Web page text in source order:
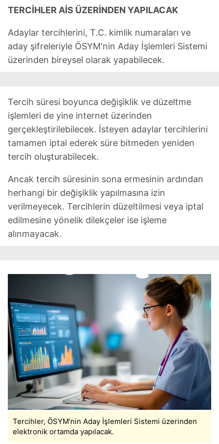
TERCİHLER AİS ÜZERİNDEN YAPILACAK
Adaylar tercihlerini, T.C. kimlik numaraları ve
aday şifreleriyle ÖSYM'nin Aday İşlemleri Sistemi
üzerinden bireysel olarak yapabilecek.
Tercih süresi boyunca değişiklik ve düzeltme
işlemleri de yine internet üzerinden
gerçekleştirilebilecek. İsteyen adaylar tercihlerini
tamamen iptal ederek süre bitmeden yeniden
tercih oluşturabilecek.
Ancak tercih süresinin sona ermesinin ardından
herhangi bir değişiklik yapılmasına izin
verilmeyecek. Tercihlerin düzeltilmesi veya iptal
edilmesine yönelik dilekçeler ise işleme
alınmayacak.
Tercihler, ÖSYM'nin Aday İşlemleri Sistemi üzerinden
elektronik ortamda yapılacak.